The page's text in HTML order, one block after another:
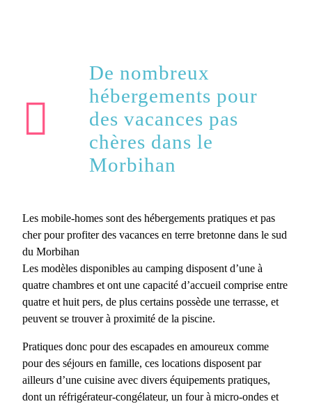
De nombreux
hébergements pour
des vacances pas
chères dans le
Morbihan
Les mobile-homes sont des hébergements pratiques et pas
cher pour profiter des vacances en terre bretonne dans le sud
du Morbihan
Les modèles disponibles au camping disposent d’une à
quatre chambres et ont une capacité d’accueil comprise entre
quatre et huit pers, de plus certains possède une terrasse, et
peuvent se trouver à proximité de la piscine.
Pratiques donc pour des escapades en amoureux comme
pour des séjours en famille, ces locations disposent par
ailleurs d’une cuisine avec divers équipements pratiques,
dont un réfrigérateur-congélateur, un four à micro-ondes et